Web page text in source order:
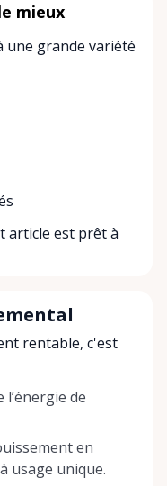
mieux
une grande variété
article est prêt à
rentable, c'est
l’énergie de
en
usage unique.